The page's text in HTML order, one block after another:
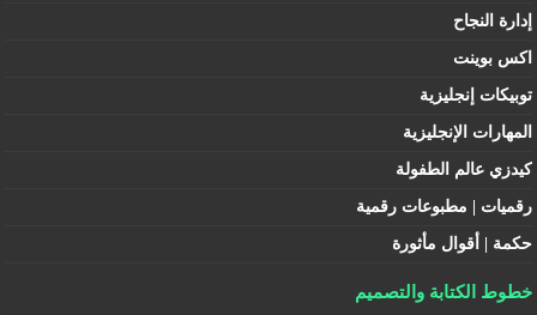
إدارة النجاح
اكس بوينت
توبيكات إنجليزية
المهارات الإنجليزية
كيدزي عالم الطفولة
رقميات | مطبوعات رقمية
حكمة | أقوال مأثورة
خطوط الكتابة والتصميم